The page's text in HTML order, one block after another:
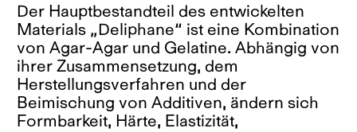
Der Hauptbestandteil des entwickelten
Materials „Deliphane“ ist eine Kombination
von Agar-Agar und Gelatine. Abhängig von
ihrer Zusammensetzung, dem
Herstellungsverfahren und der
Beimischung von Additiven, ändern sich
Formbarkeit, Härte, Elastizität,